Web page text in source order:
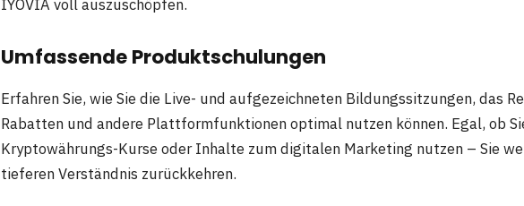
IYOVIA voll auszuschöpfen.
Umfassende Produktschulungen
Erfahren Sie, wie Sie die Live- und aufgezeichneten Bildungssitzungen, das
Rabatten und andere Plattformfunktionen optimal nutzen können. Egal, ob
Kryptowährungs-Kurse oder Inhalte zum digitalen Marketing nutzen – Sie
tieferen Verständnis zurückkehren.